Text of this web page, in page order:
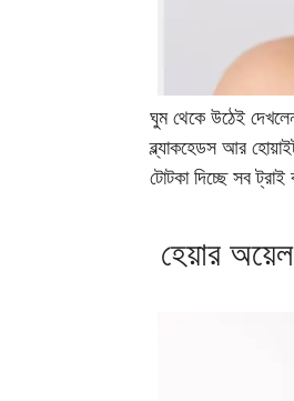
ঘুম থেকে উঠেই
ব্ল্যাকহেডস আর
টোটকা দিচ্ছে সব
হেয়ার